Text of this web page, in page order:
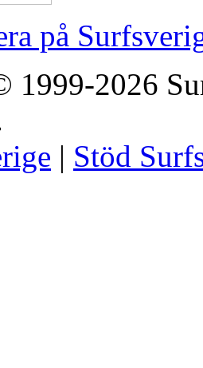
på
1999-2026
| Stöd